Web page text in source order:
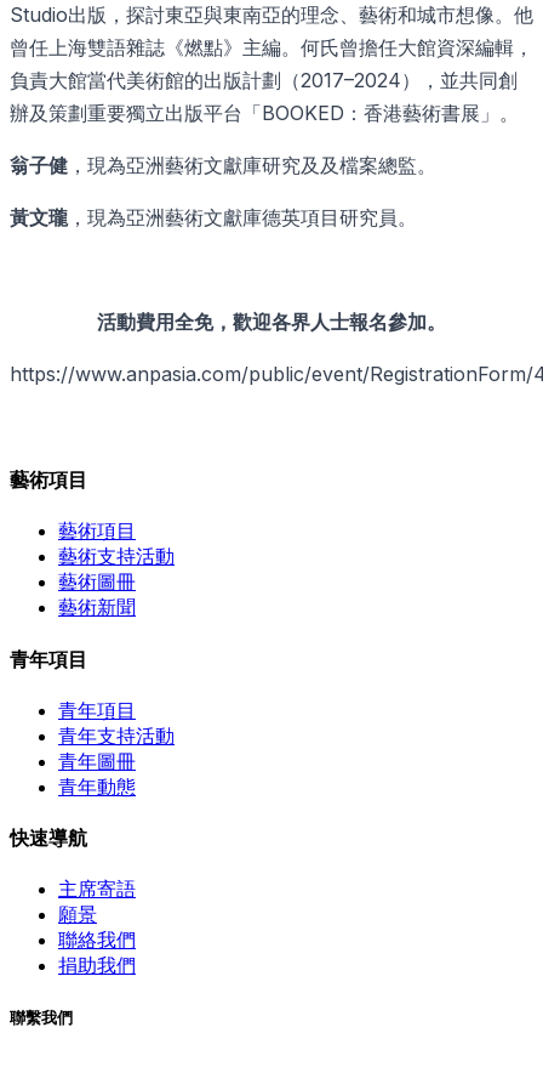
Studio出版，探討東亞與東南亞的理念、藝術和城市想像。他
曾任上海雙語雜誌《燃點》主編。何氏曾擔任大館資深編輯，
負責大館當代美術館的出版計劃（2017–2024），並共同創
辦及策劃重要獨立出版平台「BOOKED：香港藝術書展」。
翁子健 ，現為亞洲藝術文獻庫研究及及檔案總監。
黃文瓏 ，現為亞洲藝術文獻庫德英項目研究員。
活動費用全免，歡迎各界人士報名參加。
https://www.anpasia.com/public/event/RegistrationForm/
藝術項目
藝術項目
藝術支持活動
藝術圖冊
藝術新聞
青年項目
青年項目
青年支持活動
青年圖冊
青年動態
快速導航
主席寄語
願景
聯絡我們
捐助我們
聯繫我們